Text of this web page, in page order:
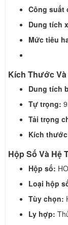
Công suất
Dung tích
Mức tiêu
Kích Thước Và
Dung tích
Tự trọng:
Tải trọng
Kích
Hộp Số Và Hệ
Hộp số:
Loại hộp
Tùy chọn:
Ly hợp: